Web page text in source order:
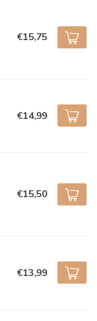
€15,75
€14,99
€15,50
€13,99